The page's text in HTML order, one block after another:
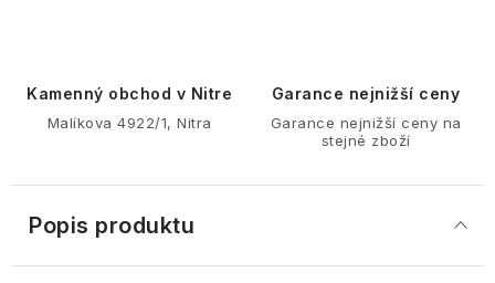
Kamenný obchod v Nitre
Malíkova 4922/1, Nitra
Garance nejnižší ceny
Garance nejnižší ceny na
stejné zboží
Popis produktu